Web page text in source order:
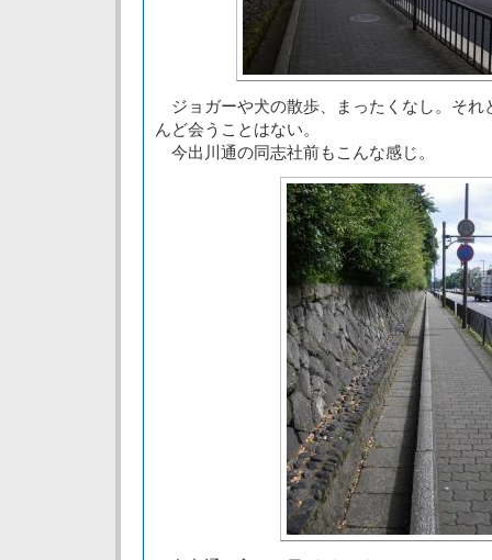
ジョガーや犬の散歩、まったくなし。それ
んど会うことはない。
今出川通の同志社前もこんな感じ。